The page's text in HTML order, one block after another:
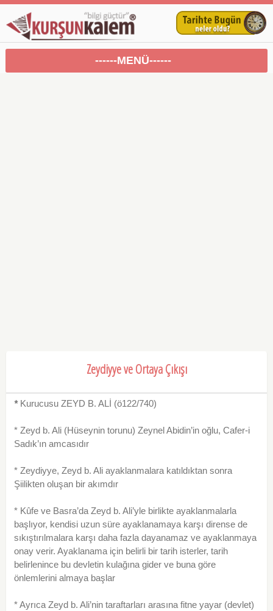
------MENÜ------
Zeydiyye ve Ortaya Çıkışı
* Kurucusu ZEYD B. ALİ (ö122/740)
* Zeyd b. Ali (Hüseynin torunu) Zeynel Abidin’in oğlu, Cafer-i
Sadık’ın amcasıdır
* Zeydiyye, Zeyd b. Ali ayaklanmalara katıldıktan sonra
Şiilikten oluşan bir akımdır
* Kûfe ve Basra’da Zeyd b. Ali’yle birlikte ayaklanmalarla
başlıyor, kendisi uzun süre ayaklanamaya karşı dirense de
sıkıştırılmalara karşı daha fazla dayanamaz ve ayaklanmaya
onay verir. Ayaklanama için belirli bir tarih isterler, tarih
belirlenince bu devletin kulağına gider ve buna göre
önlemlerini almaya başlar
* Ayrıca Zeyd b. Ali’nin taraftarları arasına fitne yayar (devlet)